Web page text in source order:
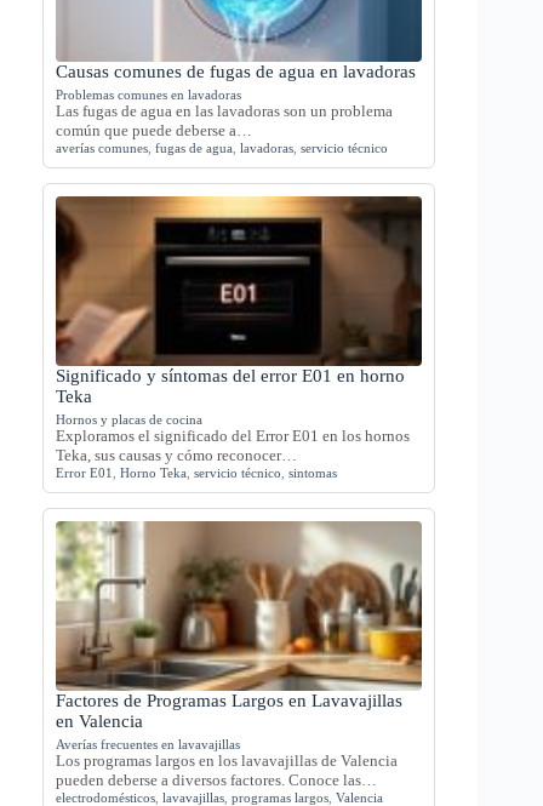
Causas comunes de fugas de agua en lavadoras
Problemas comunes en lavadoras
Las fugas de agua en las lavadoras son un problema
común que puede deberse a…
averías comunes fugas de agua lavadoras servicio técnico
Significado y síntomas del error E01 en horno
Teka
Hornos y placas de cocina
Exploramos el significado del Error E01 en los hornos
Teka, sus causas y cómo reconocer…
Error E01 Horno Teka servicio técnico sintomas
Factores de Programas Largos en Lavavajillas
en Valencia
Averías frecuentes en lavavajillas
Los programas largos en los lavavajillas de Valencia
pueden deberse a diversos factores. Conoce las…
electrodomésticos lavavajillas programas largos Valencia